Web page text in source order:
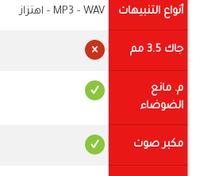
أنواع التنبيهات MP3 - WAV - اهتزاز
جاك 3.5 مم
م. مانع
الضوضاء
مكبر صوت